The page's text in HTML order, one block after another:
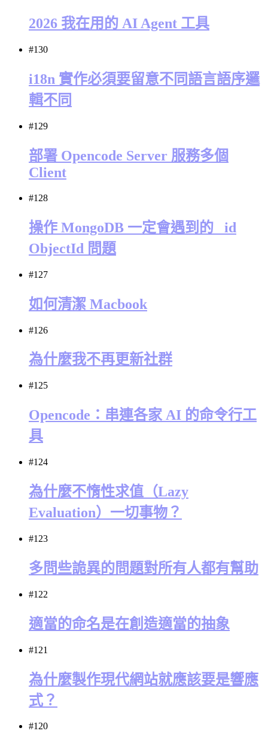
2026 我在用的 AI Agent 工具
#130
i18n 實作必須要留意不同語言語序邏
輯不同
#129
部署 Opencode Server 服務多個
Client
#128
操作 MongoDB 一定會遇到的 _id
ObjectId 問題
#127
如何清潔 Macbook
#126
為什麼我不再更新社群
#125
Opencode：串連各家 AI 的命令行工
具
#124
為什麼不惰性求值（Lazy
Evaluation）一切事物？
#123
多問些詭異的問題對所有人都有幫助
#122
適當的命名是在創造適當的抽象
#121
為什麼製作現代網站就應該要是響應
式？
#120